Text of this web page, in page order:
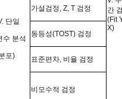
간
(Fit
X)
단일
수 분석
포)
가설검정, Z, T 검정
동등성(TOST) 검정
표준편차, 비율 검정
비모수적 검정